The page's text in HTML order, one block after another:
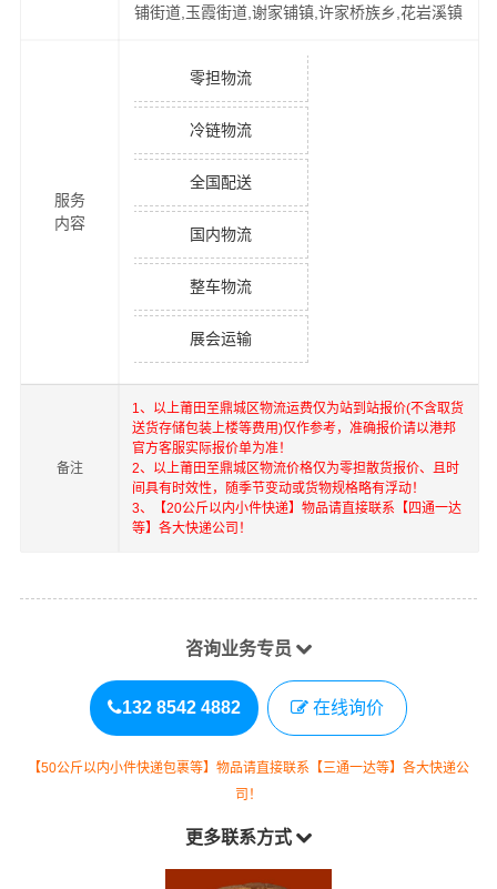
铺街道,玉霞街道,谢家铺镇,许家桥族乡,花岩溪镇
服务
内容
零担物流
冷链物流
全国配送
国内物流
整车物流
展会运输
备注
1、以上莆田 至鼎城区物流运费仅为站到站报价(不含取货
送货存储包装上楼等费用)仅作参考，准确报价请以港邦
官方客服实际报价单为准！
2、以上莆田 至鼎城区物流价格仅为零担散货报价、且时
间具有时效性，随季节变动或货物规格略有浮动！
3、【20公斤以内小件快递】物品请直接联系【四通一达
等】各大快递公司！
咨询业务专员
132 8542 4882 在线询价
【50公斤以内小件快递包裹等】物品请直接联系【三通一达等】各大快递公
司！
更多联系方式